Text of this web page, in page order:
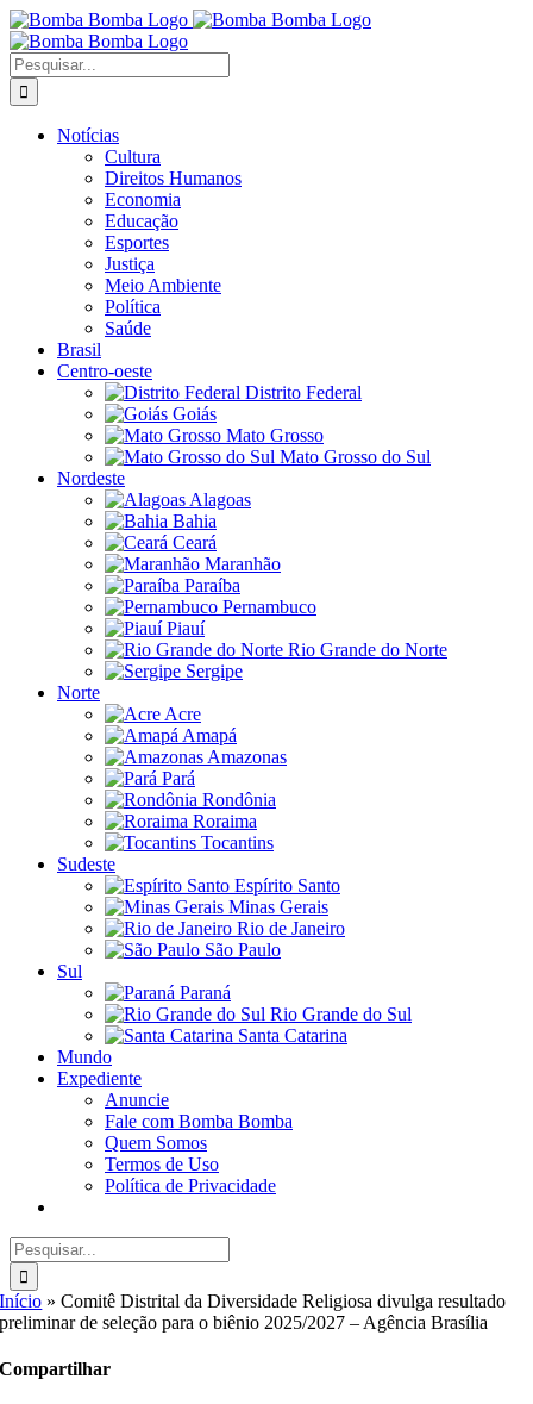
Ir
para
o
conteúdo
Buscar
resultados
para:
Notícias
Cultura
Direitos Humanos
Economia
Educação
Esportes
Justiça
Meio Ambiente
Política
Saúde
Brasil
Centro-oeste
Distrito Federal
Goiás
Mato Grosso
Mato Grosso do Sul
Nordeste
Alagoas
Bahia
Ceará
Maranhão
Paraíba
Pernambuco
Piauí
Rio Grande do Norte
Sergipe
Norte
Acre
Amapá
Amazonas
Pará
Rondônia
Roraima
Tocantins
Sudeste
Espírito Santo
Minas Gerais
Rio de Janeiro
São Paulo
Sul
Paraná
Rio Grande do Sul
Santa Catarina
Mundo
Expediente
Anuncie
Fale com Bomba Bomba
Quem Somos
Termos de Uso
Política de Privacidade
Buscar
resultados
para:
Início »Comitê Distrital da Diversidade Religiosa divulga resultado
preliminar de seleção para o biênio 2025/2027 – Agência Brasília
Compartilhar